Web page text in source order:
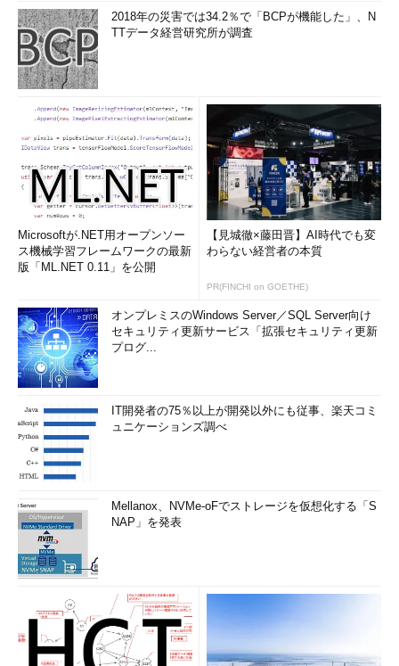
2018年の災害では34.2％で「BCPが機能した」、N
TTデータ経営研究所が調査
Microsoftが.NET用オープンソー
ス機械学習フレームワークの最新
版「ML.NET 0.11」を公開
【見城徹×藤田晋】AI時代でも変
わらない経営者の本質
PR(FINCHI on GOETHE)
オンプレミスのWindows Server／SQL Server向け
セキュリティ更新サービス「拡張セキュリティ更新
プログ...
IT開発者の75％以上が開発以外にも従事、楽天コミ
ュニケーションズ調べ
Mellanox、NVMe-oFでストレージを仮想化する「S
NAP」を発表